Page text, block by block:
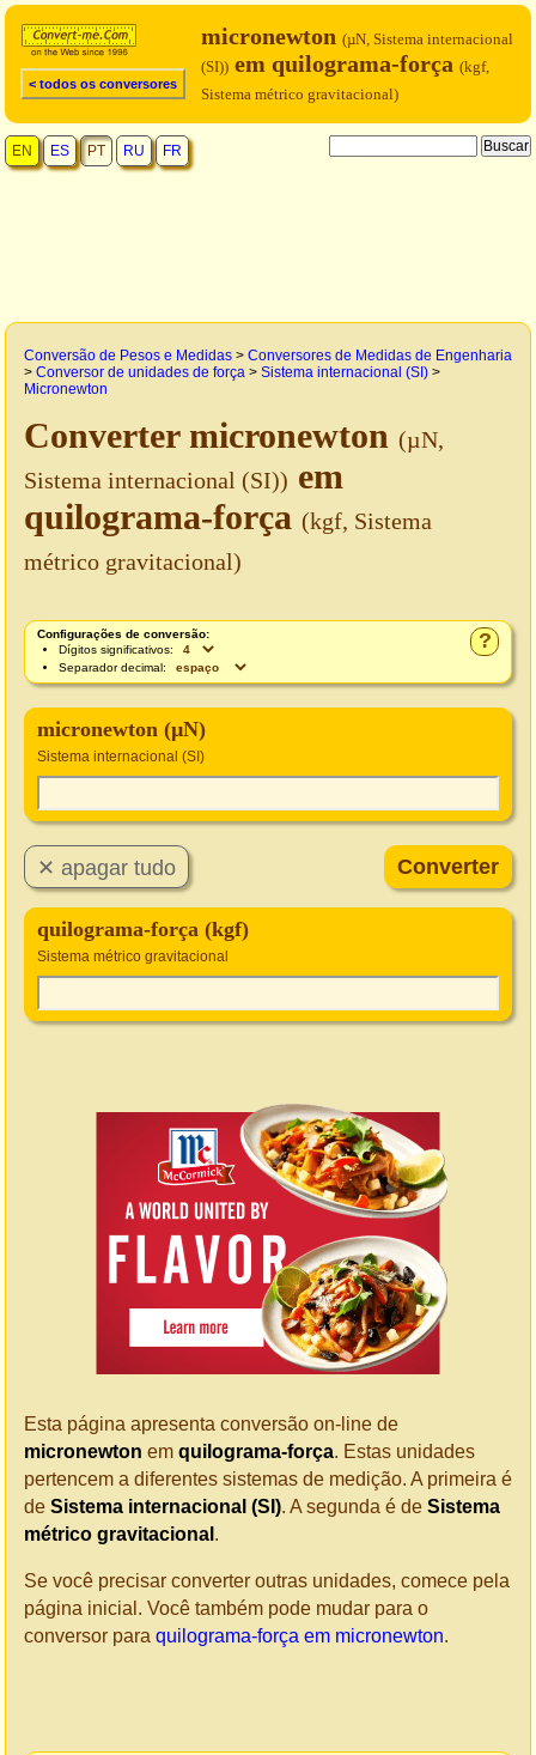
< todos os conversores
micronewton (µN, Sistema internacional
(SI)) em quilograma-força (kgf,
Sistema métrico gravitacional)
EN ES PT RU FR
Conversão de Pesos e Medidas > Conversores de Medidas de Engenharia
> Conversor de unidades de força > Sistema internacional (SI) >
Micronewton
Converter micronewton (µN,
Sistema internacional (SI)) em
quilograma-força (kgf, Sistema
métrico gravitacional)
?
Configurações de conversão:
Dígitos significativos:
Separador decimal:
micronewton (µN)
Sistema internacional (SI)
quilograma-força (kgf)
Sistema métrico gravitacional
Esta página apresenta conversão on-line de
micronewton em quilograma-força. Estas unidades
pertencem a diferentes sistemas de medição. A primeira é
de Sistema internacional (SI). A segunda é de Sistema
métrico gravitacional .
Se você precisar converter outras unidades, comece pela
página inicial. Você também pode mudar para o
conversor para quilograma-força em micronewton.